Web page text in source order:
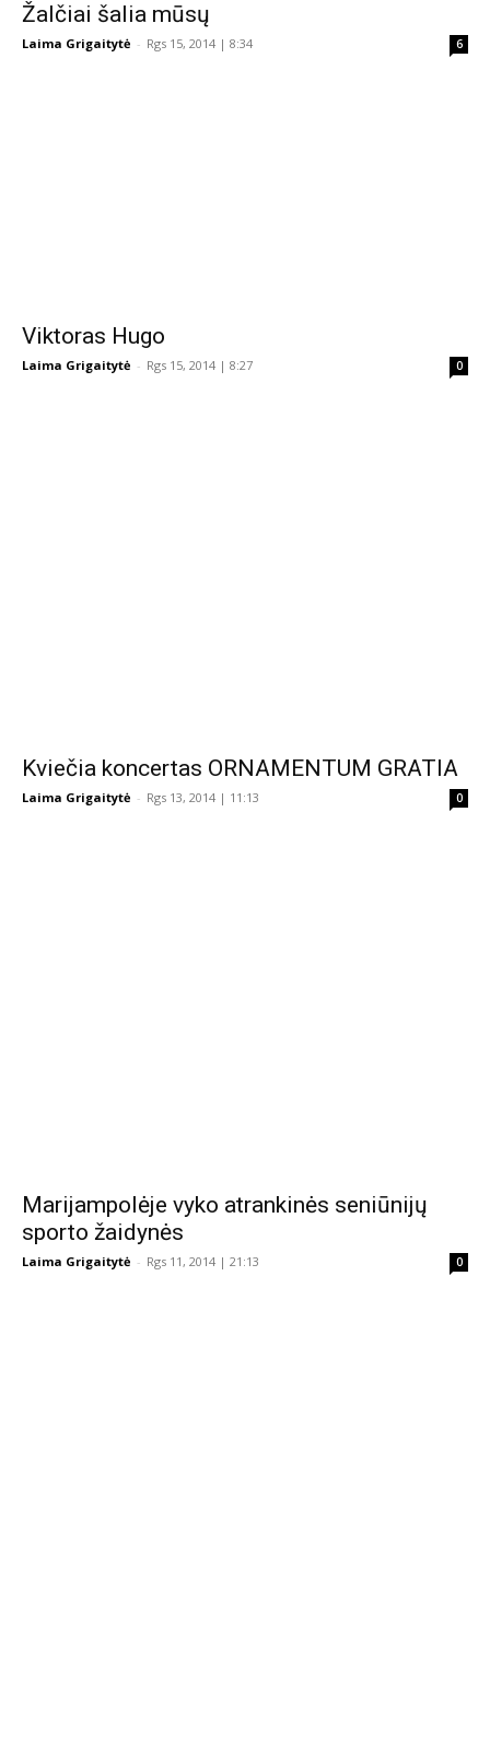
Žalčiai šalia mūsų
Laima Grigaitytė - Rgs 15, 2014 | 8:34 6
Viktoras Hugo
Laima Grigaitytė - Rgs 15, 2014 | 8:27 0
Kviečia koncertas ORNAMENTUM GRATIA
Laima Grigaitytė - Rgs 13, 2014 | 11:13 0
Marijampolėje vyko atrankinės seniūnijų
sporto žaidynės
Laima Grigaitytė - Rgs 11, 2014 | 21:13 0